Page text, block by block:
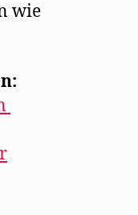
wie